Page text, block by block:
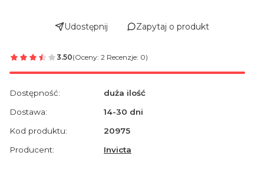
Udostępnij Zapytaj o produkt
3.50(Oceny: 2 Recenzje: 0)
Dostępność:
duża ilość
Dostawa:
14-30 dni
Kod produktu:
20975
Producent:
Invicta